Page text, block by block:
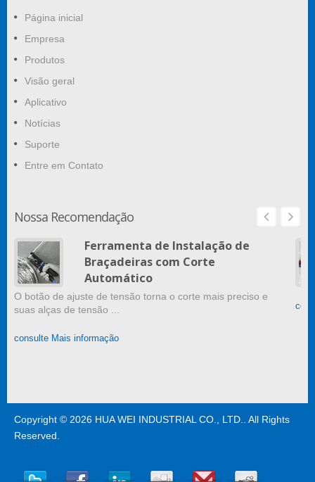
Página inicial
Empresa
Produtos
Visão geral
Aplicativo
Notícias
Suporte
Entre em Contato
Nossa Recomendação
Ferramenta de Instalação de
Braçadeiras com Corte
Automático
O botão de ajuste de tensão torna o corte mais preciso e
suas alças de tensão ...
consulte Mais informação
Copyright © 2026 HUA WEI INDUSTRIAL CO., LTD.
. All Rights
Reserved.